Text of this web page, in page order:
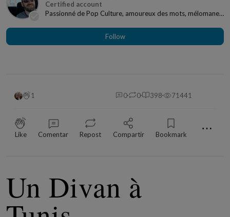
Passionné de Pop Culture, amoureux des mots, mélomane
Follow
1 0 0 398 71441
Like Comentar Repost Compartir Bookmark ⋯
Un Divan à